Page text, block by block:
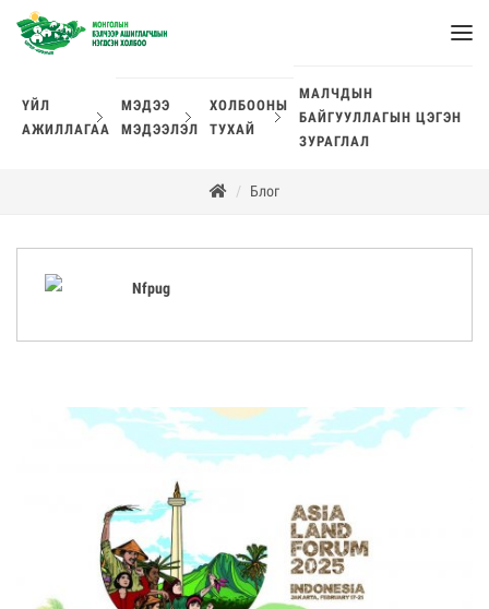
ҮЙЛ
АЖИЛЛАГАА
МЭДЭЭ
МЭДЭЭЛЭЛ
ХОЛБООНЫ
ТУХАЙ
МАЛЧДЫН
БАЙГУУЛЛАГЫН ЦЭГЭН
ЗУРАГЛАЛ
Блог
Nfpug